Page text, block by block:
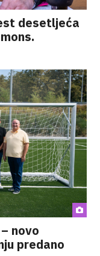
desetljeća
novo
predano